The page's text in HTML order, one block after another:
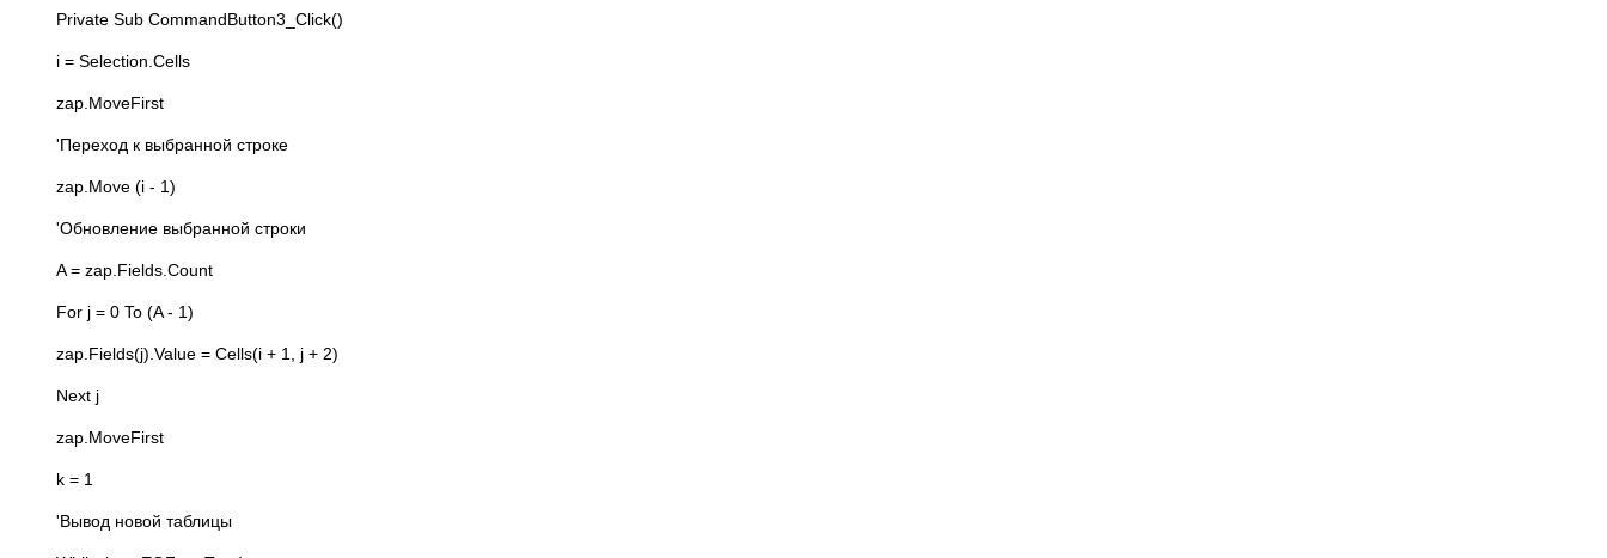
Private Sub CommandButton3_Click()
i = Selection.Cells
zap.MoveFirst
'Переход к выбранной строке
zap.Move (i - 1)
'Обновление выбранной строки
A = zap.Fields.Count
For j = 0 To (A - 1)
zap.Fields(j).Value = Cells(i + 1, j + 2)
Next j
zap.MoveFirst
k = 1
'Вывод новой таблицы